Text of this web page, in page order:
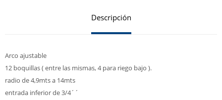
Descripción
Arco ajustable
12 boquillas ( entre las mismas, 4 para riego bajo ).
radio de 4,9mts a 14mts
entrada inferior de 3/4´´